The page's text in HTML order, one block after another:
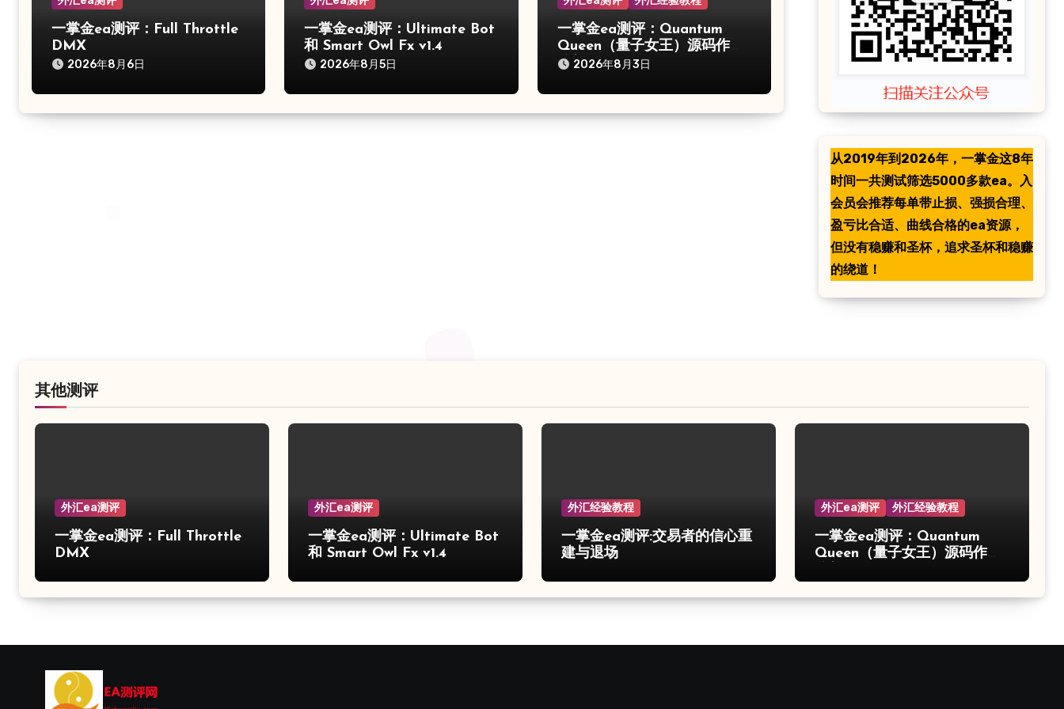
一掌金ea测评：Full Throttle
DMX
2026年8月6日
一掌金ea测评：Ultimate Bot
和 Smart Owl Fx v1.4
2026年8月5日
一掌金ea测评：Quantum
Queen（量子女王）源码作弊
分析2026年8月3日
从2019年到2026年，一掌金这8年
时间一共测试筛选5000多款ea。入
会员会推荐每单带止损、强损合理、
盈亏比合适、曲线合格的ea资源，
但没有稳赚和圣杯，追求圣杯和稳赚
的绕道！
其他测评
外汇ea测评
一掌金ea测评：Full Throttle
DMX
外汇ea测评
一掌金ea测评：Ultimate Bot
和 Smart Owl Fx v1.4
外汇经验教程
一掌金ea测评:交易者的信心重
建与退场
外汇ea测评 外汇经验教程
一掌金ea测评：Quantum
Queen（量子女王）源码作弊